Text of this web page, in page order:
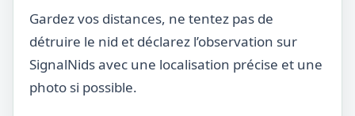
Gardez vos distances, ne tentez pas de
détruire le nid et déclarez l’observation sur
SignalNids avec une localisation précise et une
photo si possible.